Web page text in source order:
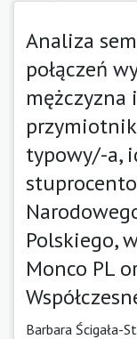
Analiza
połączeń
mężczyzna
typowy/-a,
Polskiego,
Monco PL
Barbara Ścigała-